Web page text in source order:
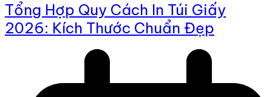
Tổng Hợp Quy Cách In Túi Giấy
2026: Kích Thước Chuẩn Đẹp